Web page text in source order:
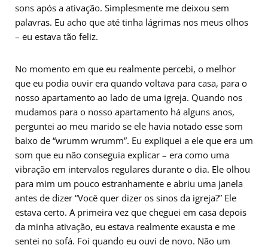
sons após a ativação. Simplesmente me deixou sem
palavras. Eu acho que até tinha lágrimas nos meus olhos
– eu estava tão feliz.
No momento em que eu realmente percebi, o melhor
que eu podia ouvir era quando voltava para casa, para o
nosso apartamento ao lado de uma igreja. Quando nos
mudamos para o nosso apartamento há alguns anos,
perguntei ao meu marido se ele havia notado esse som
baixo de “wrumm wrumm”. Eu expliquei a ele que era um
som que eu não conseguia explicar – era como uma
vibração em intervalos regulares durante o dia. Ele olhou
para mim um pouco estranhamente e abriu uma janela
antes de dizer “Você quer dizer os sinos da igreja?” Ele
estava certo. A primeira vez que cheguei em casa depois
da minha ativação, eu estava realmente exausta e me
sentei no sofá. Foi quando eu ouvi de novo. Não um